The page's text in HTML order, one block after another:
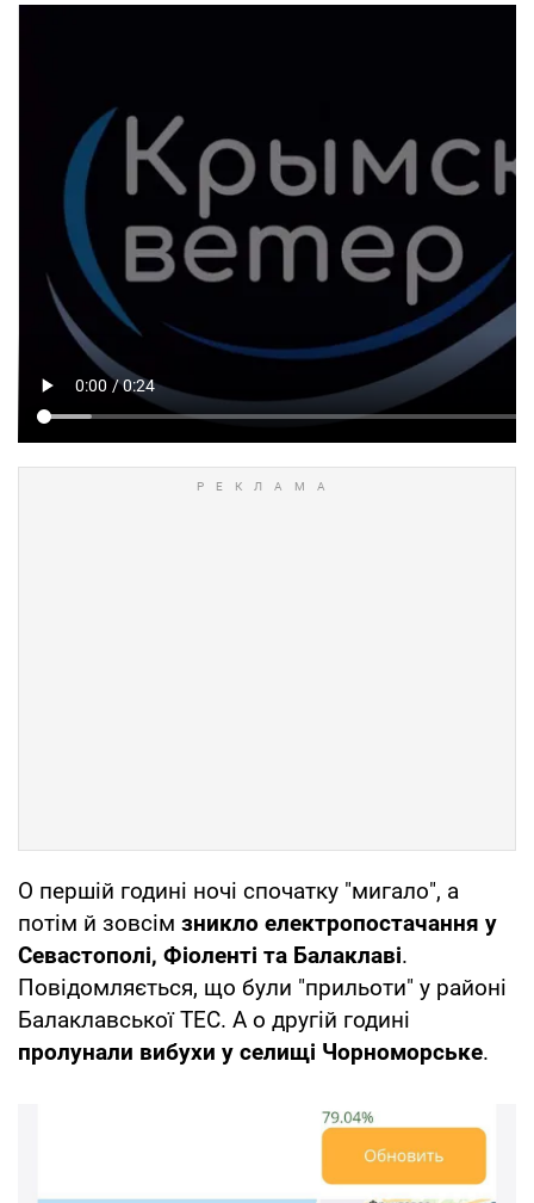
О першій годині ночі спочатку "мигало", а
потім й зовсім зникло електропостачання у
Севастополі, Фіоленті та Балаклаві.
Повідомляється, що були "прильоти" у районі
Балаклавської ТЕС. А о другій годині
пролунали вибухи у селищі Чорноморське.